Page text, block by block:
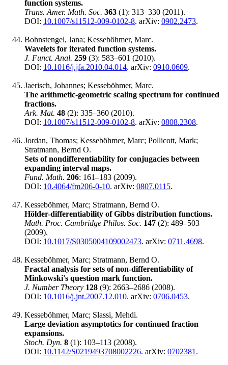
function systems.
Trans. Amer. Math. Soc. 363 (1): 313–330 (2011).
DOI: 10.1007/s11512-009-0102-8. arXiv: 0902.2473.
Bohnstengel, Jana; Kesseböhmer, Marc.
Wavelets for iterated function systems.
J. Funct. Anal. 259 (3): 583–601 (2010).
DOI: 10.1016/j.jfa.2010.04.014. arXiv: 0910.0609.
Jaerisch, Johannes; Kesseböhmer, Marc.
The arithmetic-geometric scaling spectrum for continued
fractions.
Ark. Mat. 48 (2): 335–360 (2010).
DOI: 10.1007/s11512-009-0102-8. arXiv: 0808.2308.
Jordan, Thomas; Kesseböhmer, Marc; Pollicott, Mark;
Stratmann, Bernd O.
Sets of nondifferentiability for conjugacies between
expanding interval maps.
Fund. Math. 206: 161–183 (2009).
DOI: 10.4064/fm206-0-10. arXiv: 0807.0115.
Kesseböhmer, Marc; Stratmann, Bernd O.
Hölder-differentiability of Gibbs distribution functions.
Math. Proc. Cambridge Philos. Soc. 147 (2): 489–503
(2009).
DOI: 10.1017/S0305004109002473. arXiv: 0711.4698.
Kesseböhmer, Marc; Stratmann, Bernd O.
Fractal analysis for sets of non-differentiability of
Minkowski's question mark function.
J. Number Theory 128 (9): 2663‍–2686 (2008).
DOI: 10.1016/j.jnt.2007.12.010. arXiv: 0706.0453.
Kesseböhmer, Marc; Slassi, Mehdi.
Large deviation asymptotics for continued fraction
expansions.
Stoch. Dyn. 8 (1): 103–113 (2008).
DOI: 10.1142/S0219493708002226. arXiv: 0702381 .